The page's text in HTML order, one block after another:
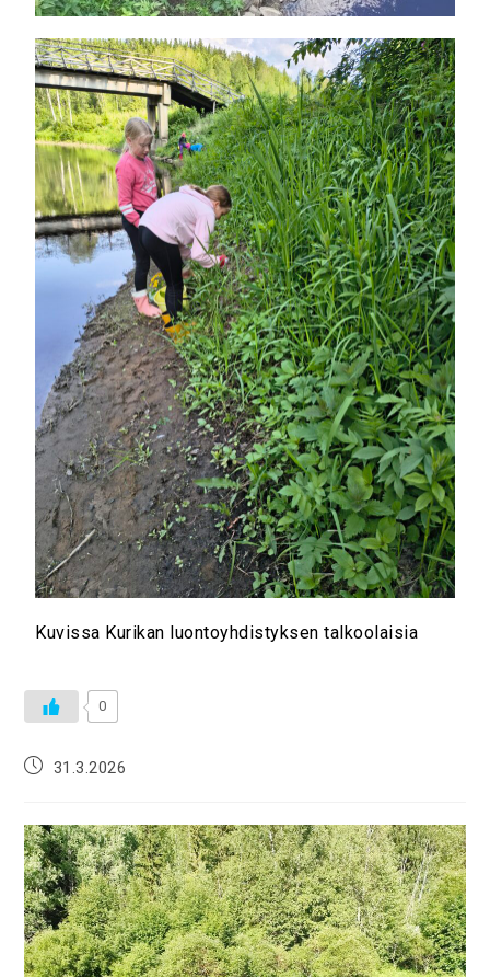
Kuvissa Kurikan luontoyhdistyksen talkoolaisia
0
31.3.2026